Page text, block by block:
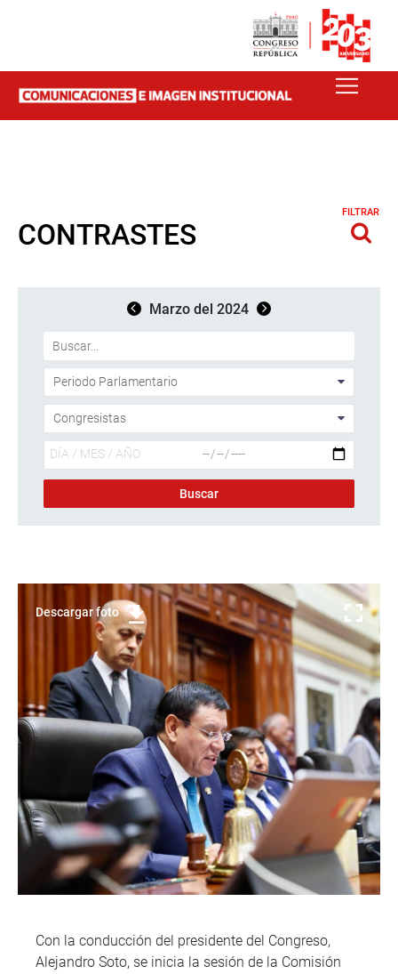
CONTRASTES
FILTRAR
Marzo del 2024
Descargar foto
Con la conducción del presidente del Congreso,
Alejandro Soto, se inicia la sesión de la Comisión